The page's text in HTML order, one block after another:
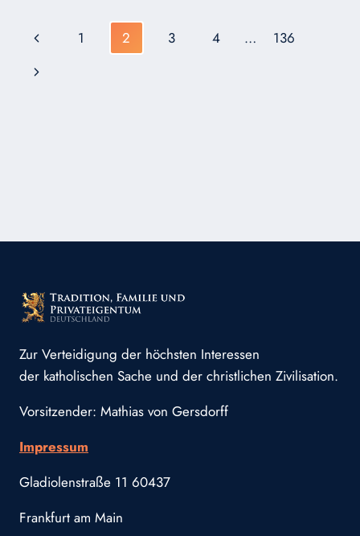
UND
DIE
EUCHARISTIE
Seitennavigation
Vorherige
Seite
1 2 3 4 …
136
Nächste
Zur Verteidigung der höchsten Interessen
der katholischen Sache und der christlichen Zivilisation.
Vorsitzender: Mathias von Gersdorff
Impressum
Gladiolenstraße 11 60437
Frankfurt am Main